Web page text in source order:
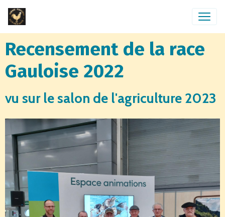
Recensement de la race
Gauloise 2022
vu sur le salon de l'agriculture 2023